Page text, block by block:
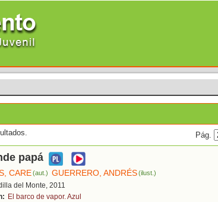
Pág.
papá
CARE(aut.) GUERRERO, ANDRÉS(ilust.)
del Monte, 2011
El barco de vapor. Azul